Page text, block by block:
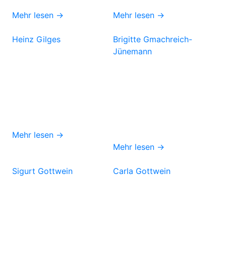
Mehr lesen → Mehr lesen →
Heinz Gilges
Mehr lesen →
Brigitte Gmachreich-
Jünemann
Mehr lesen →
Sigurt Gottwein Carla Gottwein